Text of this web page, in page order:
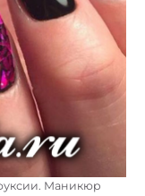
Маникюр